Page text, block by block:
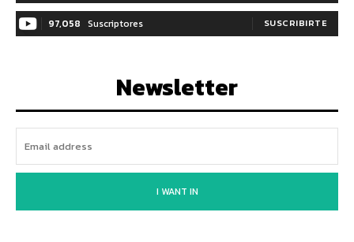
97,058 Suscriptores SUSCRIBIRTE
Newsletter
I WANT IN